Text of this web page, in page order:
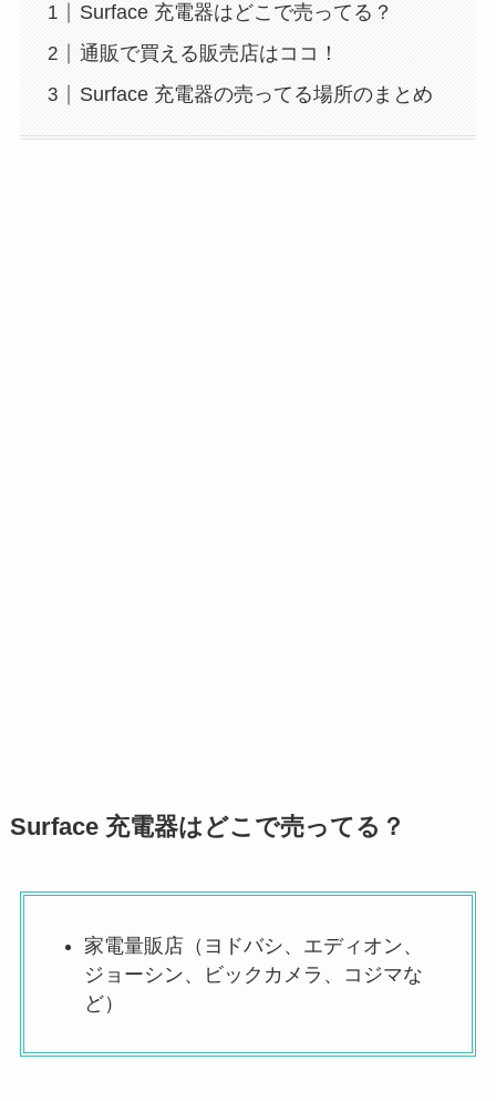
Surface 充電器はどこで売ってる？
通販で買える販売店はココ！
Surface 充電器の売ってる場所のまとめ
Surface 充電器はどこで売ってる？
家電量販店（ヨドバシ、エディオン、
ジョーシン、ビックカメラ、コジマな
ど）